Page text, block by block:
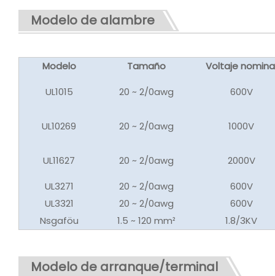
Modelo de alambre
Modelo Tamaño
Voltaje
UL1015
20 ~ 2/0awg 600V
UL10269 20 ~ 2/0awg 1000V
UL11627 20 ~ 2/0awg
2000V
UL3271
20 ~ 2/0awg
600V
UL3321
20 ~ 2/0awg
600V
Nsgaföu
1.5 ~ 120 mm² 1.8/3KV
Modelo de arranque/terminal